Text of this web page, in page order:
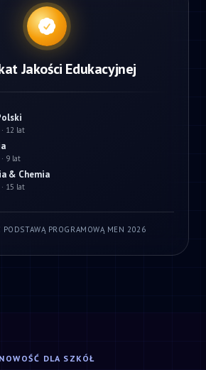
Jakości Edukacyjnej
12 lat
9 lat
& Chemia
15 lat
PROGRAMOWĄ MEN 2026
NOWOŚĆ DLA SZKÓŁ